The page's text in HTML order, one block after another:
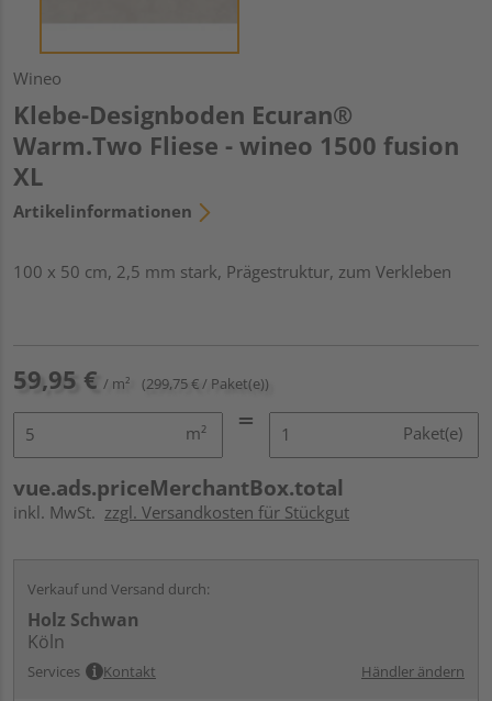
Wineo
Klebe-Designboden Ecuran®
Warm.Two Fliese - wineo 1500 fusion
XL
Artikelinformationen
100 x 50 cm, 2,5 mm stark, Prägestruktur, zum Verkleben
59,95 € / m² (299,75 € / Paket(e))
m² Paket(e)
vue.ads.priceMerchantBox.total
inkl. MwSt. zzgl. Versandkosten für Stückgut
Verkauf und Versand durch:
Holz Schwan
Köln
Services Kontakt Händler ändern